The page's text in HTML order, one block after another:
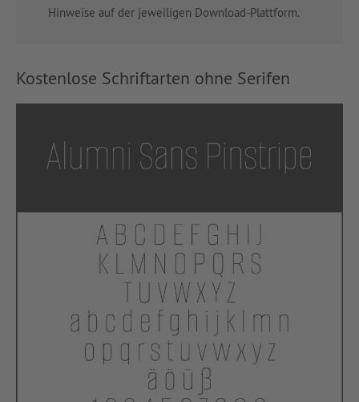
Hinweise auf der jeweiligen Download-Plattform.
Kostenlose Schriftarten ohne Serifen